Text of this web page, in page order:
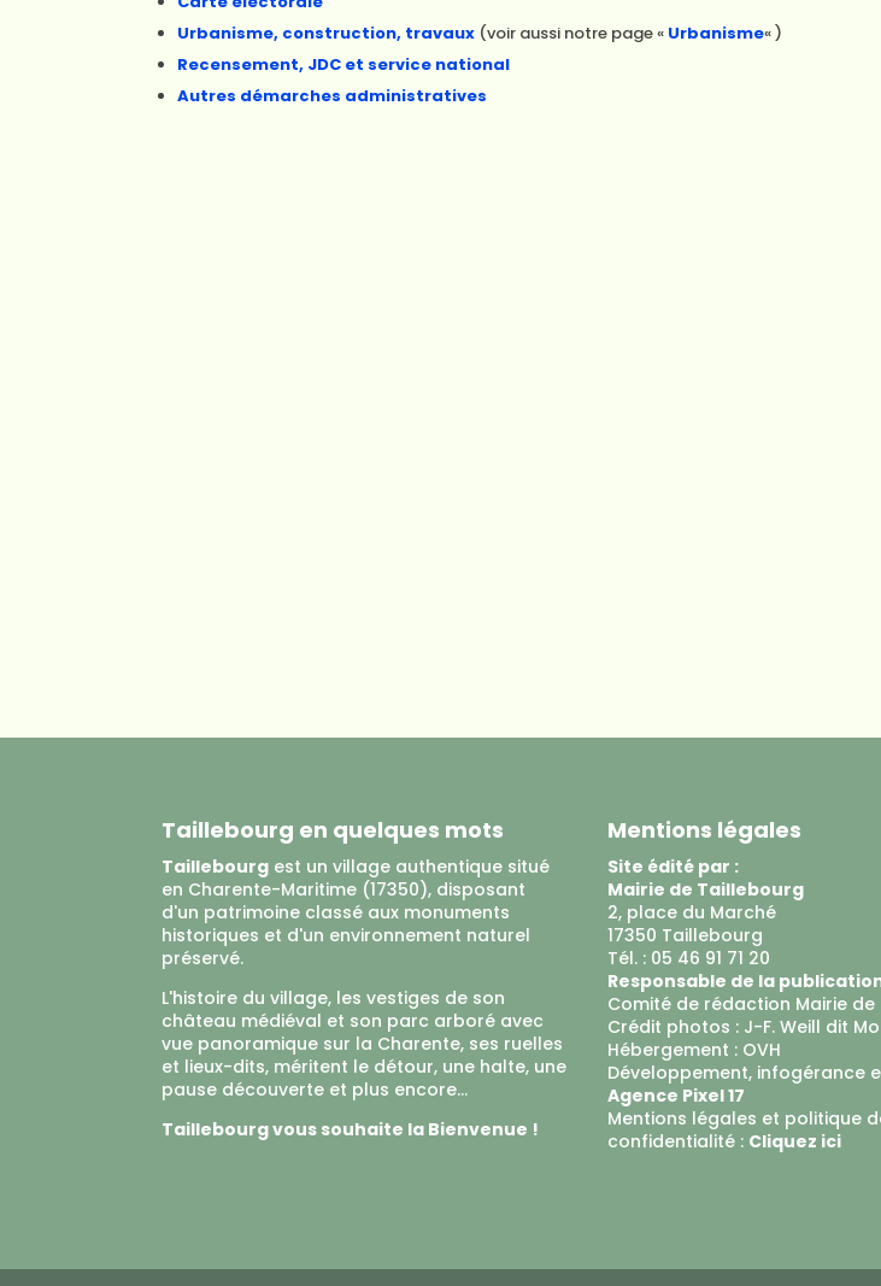
Urbanisme, construction, travaux (voir aussi notre page « Urbanisme« )
Recensement, JDC et service national
Autres démarches administratives
Taillebourg en quelques mots
Taillebourg est un village authentique situé
en Charente-Maritime (17350), disposant
d'un patrimoine classé aux monuments
historiques et d'un environnement naturel
préservé.
L'histoire du village, les vestiges de son
château médiéval et son parc arboré avec
vue panoramique sur la Charente, ses ruelles
et lieux-dits, méritent le détour, une halte, une
pause découverte et plus encore...
Taillebourg vous souhaite la Bienvenue !
Mentions légales
Site édité par :
Mairie de Taillebourg
2, place du Marché
17350 Taillebourg
Tél. : 05 46 91 71 20
Responsable de la
Comité de rédaction Mairie
Crédit photos : J-F. Weill dit
Hébergement : OVH
Développement, infogérance
Agence Pixel 17
Mentions légales et politique
confidentialité : Cliquez ici